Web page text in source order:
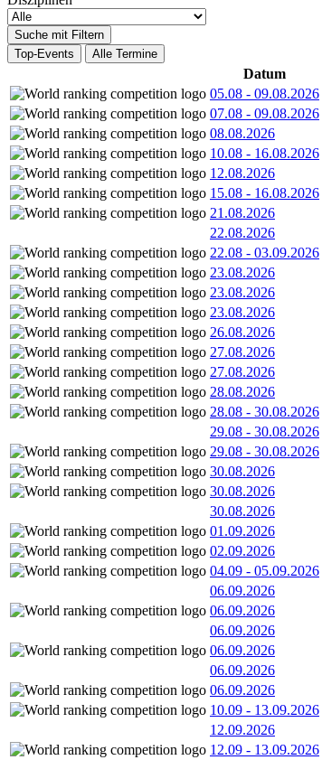
Suche mit Filtern
Top-Events
Alle Termine
Datum
05.08 - 09.08.2026
07.08 - 09.08.2026
08.08.2026
10.08 - 16.08.2026
12.08.2026
15.08 - 16.08.2026
21.08.2026
22.08.2026
22.08 - 03.09.2026
23.08.2026
23.08.2026
23.08.2026
26.08.2026
27.08.2026
27.08.2026
28.08.2026
28.08 - 30.08.2026
29.08 - 30.08.2026
29.08 - 30.08.2026
30.08.2026
30.08.2026
30.08.2026
01.09.2026
02.09.2026
04.09 - 05.09.2026
06.09.2026
06.09.2026
06.09.2026
06.09.2026
06.09.2026
06.09.2026
10.09 - 13.09.2026
12.09.2026
12.09 - 13.09.2026